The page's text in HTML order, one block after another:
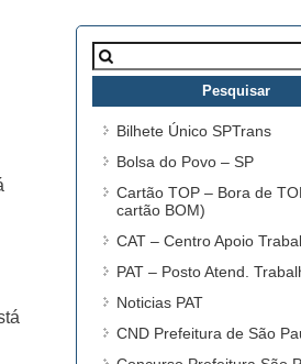
Pesquisar
por:
Bilhete Único SPTrans
Bolsa do Povo – SP
Cartão TOP – Bora de
cartão BOM)
CAT – Centro Apoio
PAT – Posto Atend.
Noticias PAT
CND Prefeitura de São